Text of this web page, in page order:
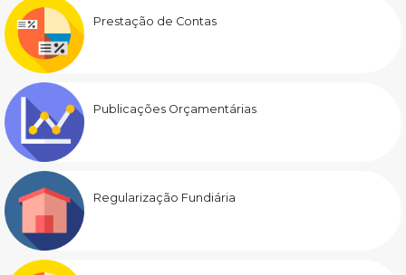
Prestação de Contas
Publicações Orçamentárias
Regularização Fundiária